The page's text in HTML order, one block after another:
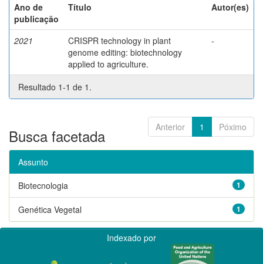
Ano de
publicação
Título Autor(es)
2021
CRISPR technology in plant
genome editing: biotechnology
applied to agriculture.
-
Resultado 1-1 de 1.
Anterior 1 Póximo
Busca facetada
Assunto
1
Biotecnologia
1
Genética Vegetal
Indexado por